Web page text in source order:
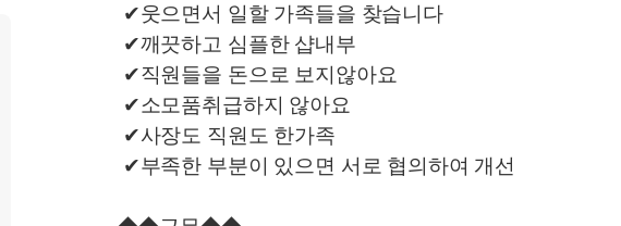
✔웃으면서 일할 가족들을 찾습니다
✔깨끗하고 심플한 샵내부
✔직원들을 돈으로 보지않아요
✔소모품취급하지 않아요
✔사장도 직원도 한가족
✔부족한 부분이 있으면 서로 협의하여 개선